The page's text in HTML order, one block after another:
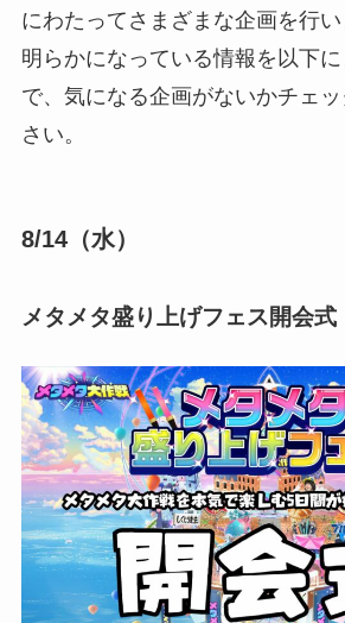
にわたってさまざまな企画を行
明らかになっている情報を以下
で、気になる企画がないかチェ
さい。
8/14（水）
メタメタ盛り上げフェス開会式